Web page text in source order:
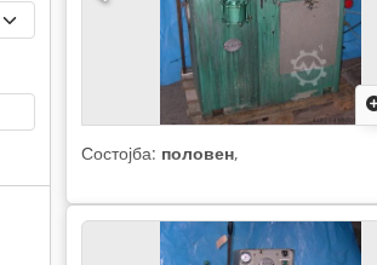
Состојба: половен,